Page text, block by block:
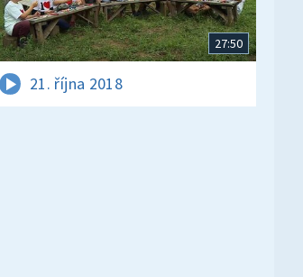
27:50
21. října 2018